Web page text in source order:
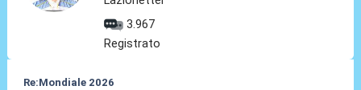
3.967
Registrato
Re:Mondiale 2026